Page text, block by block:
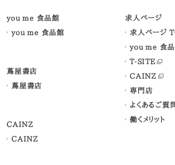
you me 食品館
you me 食品館
蔦屋書店
蔦屋書店
CAINZ
CAINZ
求人ページ
求人ページ
you me 食
T-SITE
CAINZ
専門店
よくあるご質
働くメリット